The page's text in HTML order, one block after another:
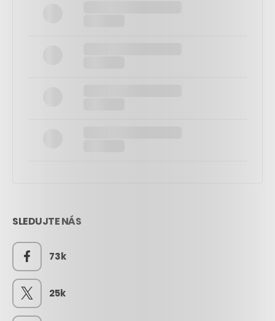
SLEDUJTE NÁS
73k
25k